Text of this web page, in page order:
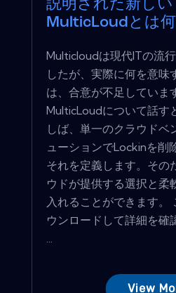
説明された新しい
MulticLoudとは
Multicloudは現代ITの流
したが、実際に何を意味
は、合意が不足していま
MulticLoudについて話す
しば、単一のクラウドベ
ューションでLockinを削
それを定義します。その
ウドが提供する選択と柔
入れることができます。
ウンロードして詳細を確
View